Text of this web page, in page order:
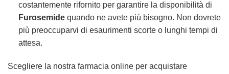
costantemente rifornito per garantire la disponibilità di
Furosemidequando ne avete più bisogno. Non dovrete
più preoccuparvi di esaurimenti scorte o lunghi tempi di
attesa.
Scegliere la nostra farmacia online per acquistare